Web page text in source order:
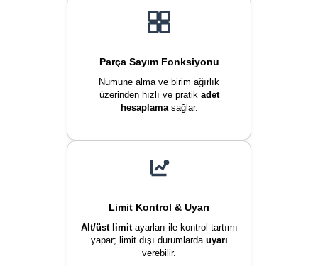
Parça Sayım Fonksiyonu
Numune alma ve birim ağırlık
üzerinden hızlı ve pratik adet
hesaplamasağlar.
Limit Kontrol & Uyarı
Alt/üst limitayarları ile kontrol tartımı
yapar; limit dışı durumlarda uyarı
verebilir.